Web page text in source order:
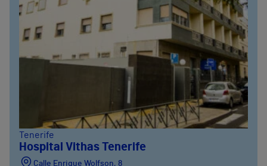
Tenerife
Hospital Vithas Tenerife
Calle Enrique Wolfson, 8